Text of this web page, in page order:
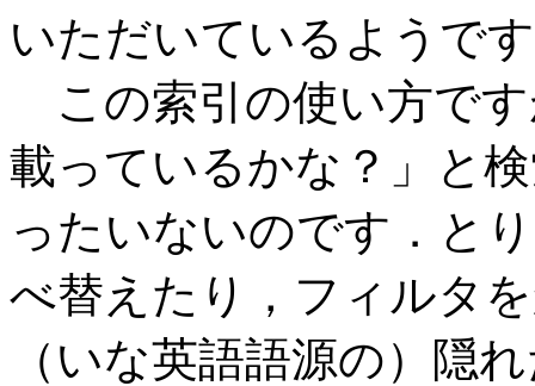
いただいているようで
この索引の使い方で
載っているかな？」と
ったいないのです．と
べ替えたり，フィルタ
（いな英語語源の）隠